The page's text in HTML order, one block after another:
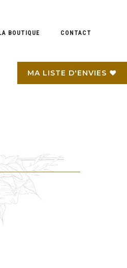
MA LISTE D'ENVIES ♥
LA BOUTIQUE CONTACT